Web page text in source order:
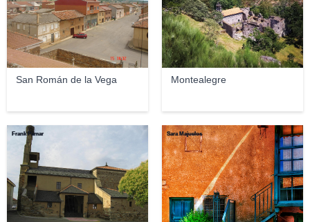
San Román de la Vega Montealegre
Frank Pámar Sara Majuelos